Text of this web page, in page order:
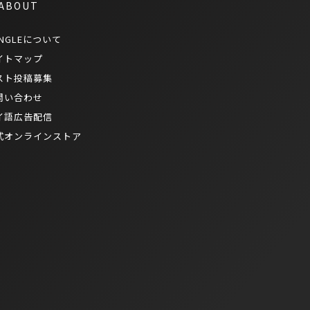
について
トマップ
ト投稿募集
い合わせ
語広告配信
オンラインストア